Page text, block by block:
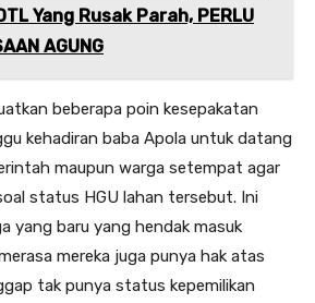
Yang Rusak Parah, PERLU
AGUNG
beberapa poin kesepakatan
kehadiran baba Apola untuk datang
maupun warga setempat agar
status HGU lahan tersebut. Ini
yang baru yang hendak masuk
mereka juga punya hak atas
tak punya status kepemilikan